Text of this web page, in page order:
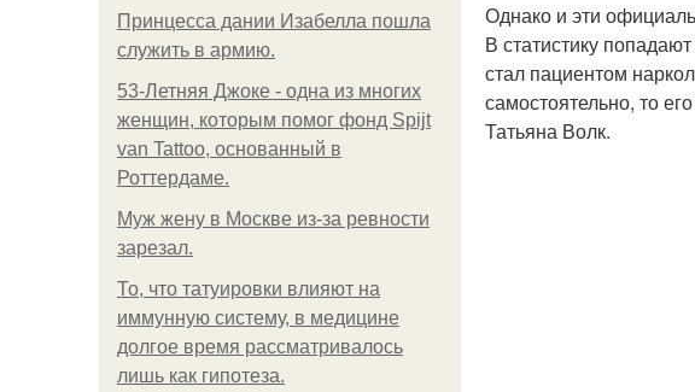
Принцесса дании Изабелла пошла
служить в армию.
53-Летняя Джоке - одна из многих
женщин, которым помог фонд Spijt
van Tattoo, основанный в
Роттердаме.
Mуж жену в Москве из-за ревности
зарезал.
То, что татуировки влияют на
иммунную систему, в медицине
долгое время рассматривалось
лишь как гипотеза.
Однако и эти
В статистику
стал пациентом
самостоятельно, то
Татьяна Волк.